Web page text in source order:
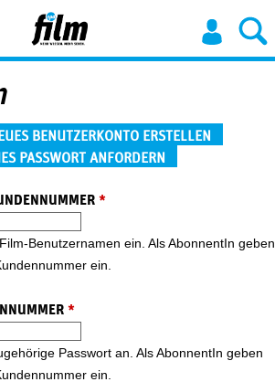
Jump to Navigation
BENUTZERKONTO ERSTELLEN
PASSWORT ANFORDERN
*
Benutzernamen ein. Als AbonnentIn geben
ein.
*
Passwort an. Als AbonnentIn geben
ein.